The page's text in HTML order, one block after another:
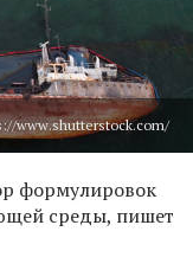
www.shutterstock.com/
формулировок
среды, пишет